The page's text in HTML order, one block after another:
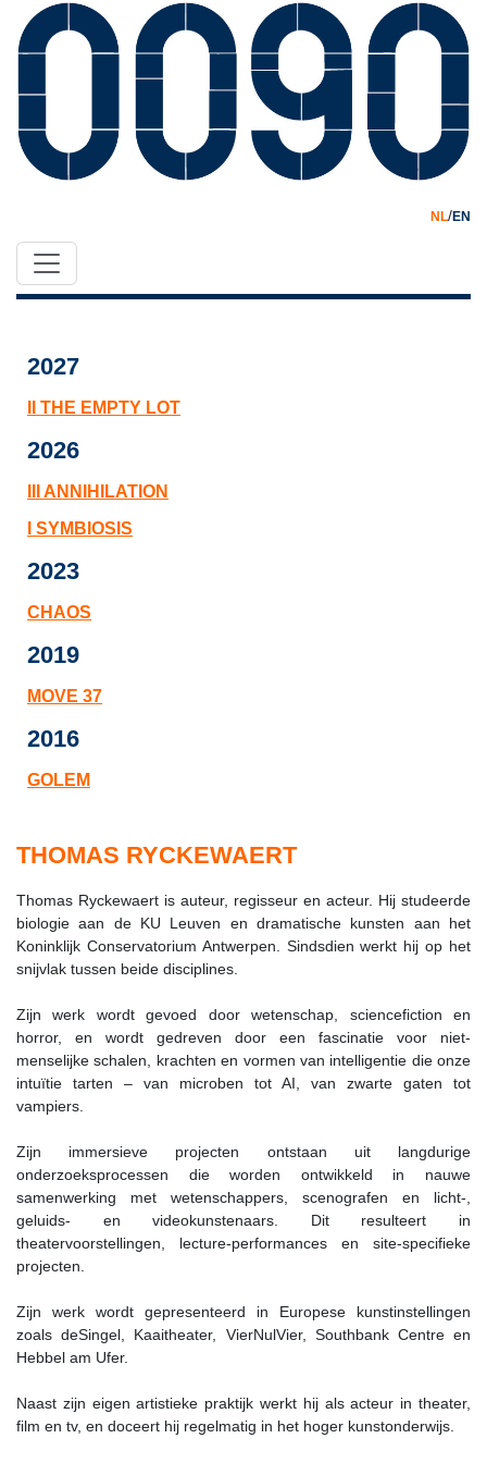
NL/EN
2027
II THE EMPTY LOT
2026
III ANNIHILATION
I SYMBIOSIS
2023
CHAOS
2019
MOVE 37
2016
GOLEM
THOMAS RYCKEWAERT
Thomas Ryckewaert is auteur, regisseur en acteur. Hij studeerde
biologie aan de KU Leuven en dramatische kunsten aan het
Koninklijk Conservatorium Antwerpen. Sindsdien werkt hij op het
snijvlak tussen beide disciplines.
Zijn werk wordt gevoed door wetenschap, sciencefiction en
horror, en wordt gedreven door een fascinatie voor niet-
menselijke schalen, krachten en vormen van intelligentie die onze
intuïtie tarten – van microben tot AI, van zwarte gaten tot
vampiers.
Zijn immersieve projecten ontstaan uit langdurige
onderzoeksprocessen die worden ontwikkeld in nauwe
samenwerking met wetenschappers, scenografen en licht-,
geluids- en videokunstenaars. Dit resulteert in
theatervoorstellingen, lecture-performances en site-specifieke
projecten.
Zijn werk wordt gepresenteerd in Europese kunstinstellingen
zoals deSingel, Kaaitheater, VierNulVier, Southbank Centre en
Hebbel am Ufer.
Naast zijn eigen artistieke praktijk werkt hij als acteur in theater,
film en tv, en doceert hij regelmatig in het hoger kunstonderwijs.